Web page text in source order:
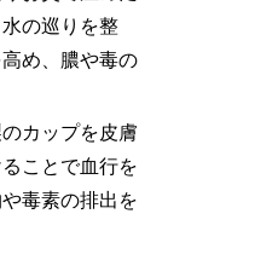
の巡りを整
め、膿や毒の
カップを皮膚
ことで血行を
毒素の排出を